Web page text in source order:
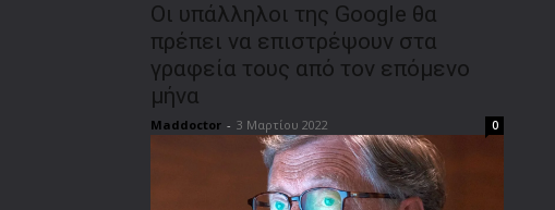
Οι υπάλληλοι της Google θα
πρέπει να επιστρέψουν στα
γραφεία τους από τον επόμενο
μήνα
Maddoctor - 3 Μαρτίου 2022 0